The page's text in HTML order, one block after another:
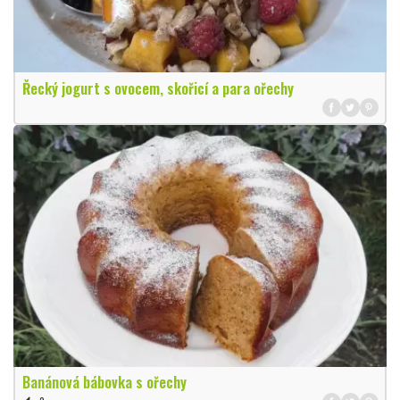
Řecký jogurt s ovocem, skořicí a para ořechy
Banánová bábovka s ořechy